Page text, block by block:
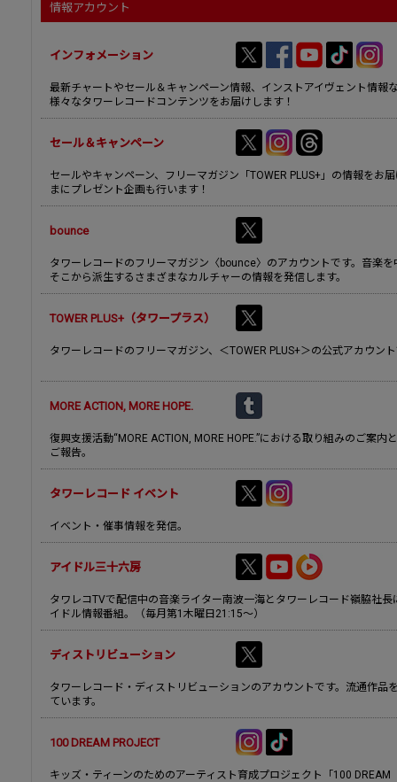
情報アカウント
インフォメーション
最新チャートやセール＆キャンペーン情報、インストアイヴェント情報
様々なタワーレコードコンテンツをお届けします！
セール＆キャンペーン
セールやキャンペーン、フリーマガジン「TOWER PLUS+」の情報をお
まにプレゼント企画も行います！
bounce
タワーレコードのフリーマガジン〈bounce〉のアカウントです。音楽を
そこから派生するさまざまなカルチャーの情報を発信します。
TOWER PLUS+（タワープラス）
タワーレコードのフリーマガジン、＜TOWER PLUS+＞の公式アカウン
MORE ACTION, MORE HOPE.
復興支援活動“MORE ACTION, MORE HOPE.”における取り組みのご案内
ご報告。
タワーレコード イベント
イベント・催事情報を発信。
アイドル三十六房
タワレコTVで配信中の音楽ライター南波一海とタワーレコード嶺脇社長
イドル情報番組。（毎月第1木曜日21:15～）
ディストリビューション
タワーレコード・ディストリビューションのアカウントです。流通作品
ています。
100 DREAM PROJECT
キッズ・ティーンのためのアーティスト育成プロジェクト「100 DREAM